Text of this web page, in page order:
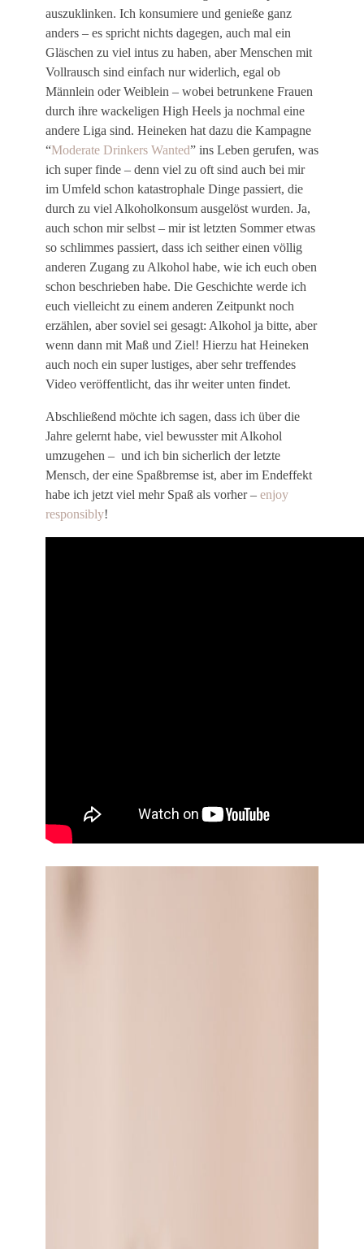
auszuklinken. Ich konsumiere und genieße ganz
anders – es spricht nichts dagegen, auch mal ein
Gläschen zu viel intus zu haben, aber Menschen mit
Vollrausch sind einfach nur widerlich, egal ob
Männlein oder Weiblein – wobei betrunkene Frauen
durch ihre wackeligen High Heels ja nochmal eine
andere Liga sind. Heineken hat dazu die Kampagne
“Moderate Drinkers Wanted” ins Leben gerufen, was
ich super finde – denn viel zu oft sind auch bei mir
im Umfeld schon katastrophale Dinge passiert, die
durch zu viel Alkoholkonsum ausgelöst wurden. Ja,
auch schon mir selbst – mir ist letzten Sommer etwas
so schlimmes passiert, dass ich seither einen völlig
anderen Zugang zu Alkohol habe, wie ich euch oben
schon beschrieben habe. Die Geschichte werde ich
euch vielleicht zu einem anderen Zeitpunkt noch
erzählen, aber soviel sei gesagt: Alkohol ja bitte, aber
wenn dann mit Maß und Ziel! Hierzu hat Heineken
auch noch ein super lustiges, aber sehr treffendes
Video veröffentlicht, das ihr weiter unten findet.
Abschließend möchte ich sagen, dass ich über die
Jahre gelernt habe, viel bewusster mit Alkohol
umzugehen – und ich bin sicherlich der letzte
Mensch, der eine Spaßbremse ist, aber im Endeffekt
habe ich jetzt viel mehr Spaß als vorher – enjoy
responsibly!